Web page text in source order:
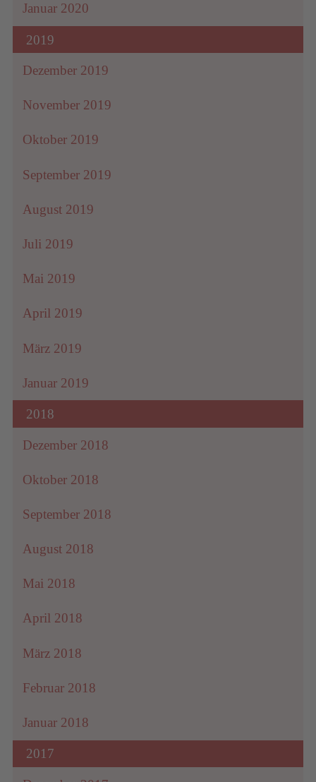
Januar 2020
2019
Dezember 2019
November 2019
Oktober 2019
September 2019
August 2019
Juli 2019
Mai 2019
April 2019
März 2019
Januar 2019
2018
Dezember 2018
Oktober 2018
September 2018
August 2018
Mai 2018
April 2018
März 2018
Februar 2018
Januar 2018
2017